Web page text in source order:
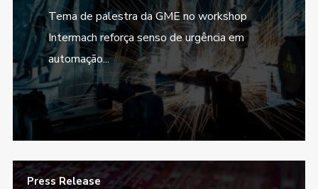
Tema de palestra da GME no workshop
Intermach reforça senso de urgência em
automação...
Press Release